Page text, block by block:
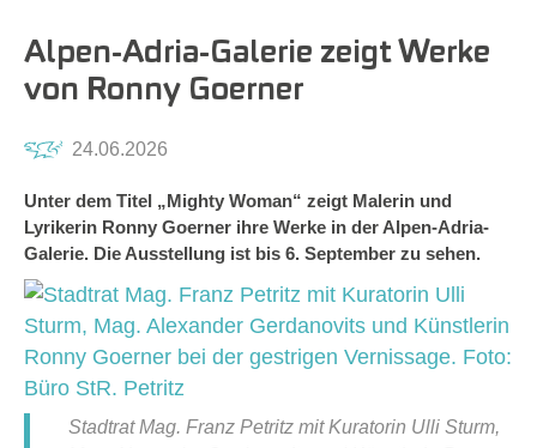
Alpen-Adria-Galerie zeigt Werke
von Ronny Goerner
24.06.2026
Unter dem Titel „Mighty Woman“ zeigt Malerin und
Lyrikerin Ronny Goerner ihre Werke in der Alpen-Adria-
Galerie. Die Ausstellung ist bis 6. September zu sehen.
Stadtrat Mag. Franz Petritz mit Kuratorin Ulli Sturm,